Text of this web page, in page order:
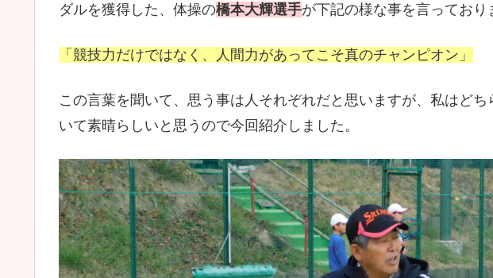
ダルを獲得した、体操の橋本大輝選手が下記の様な事を言っており
「競技力だけではなく、人間力があってこそ真のチャンピオン」
この言葉を聞いて、思う事は人それぞれだと思いますが、私はど
いて素晴らしいと思うので今回紹介しました。